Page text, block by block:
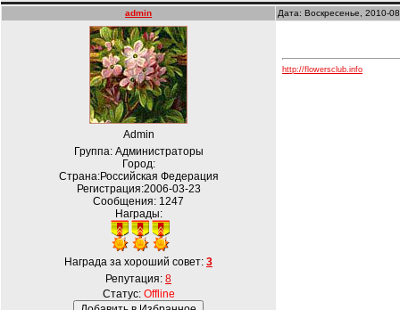
admin Дата: Воскресенье, 2010-
Admin
Группа: Администраторы
Город:
Страна:Российская Федерация
Регистрация:2006-03-23
Сообщения: 1247
Награды:
Награда за хороший совет: 3
Репутация: 8
Статус: Offline
http://flowersclub.info